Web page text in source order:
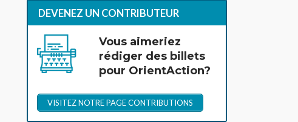
DEVENEZ UN CONTRIBUTEUR
Vous aimeriez
rédiger des billets
pour OrientAction?
VISITEZ NOTRE PAGE CONTRIBUTIONS